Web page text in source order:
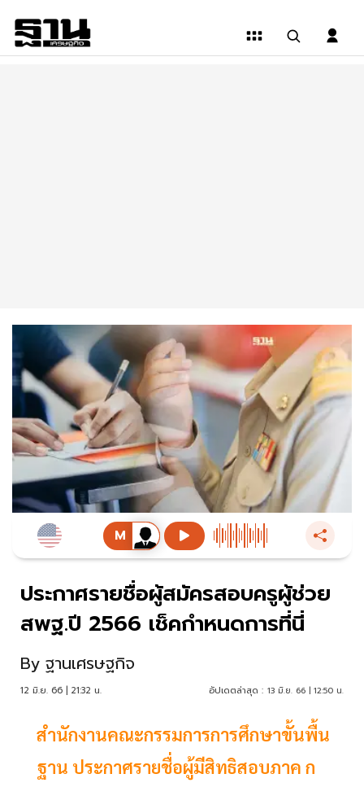
ประกาศรายชื่อผู้สมัครสอบครูผู้ช่วย
สพฐ.ปี 2566 เช็คกำหนดการที่นี่
By ฐานเศรษฐกิจ
12 มิ.ย. 66 | 21:32 น. อัปเดตล่าสุด : 13 มิ.ย. 66 | 12:50 น.
สำนักงานคณะกรรมการการศึกษาขั้นพื้น
ฐาน ประกาศรายชื่อผู้มีสิทธิสอบภาค ก